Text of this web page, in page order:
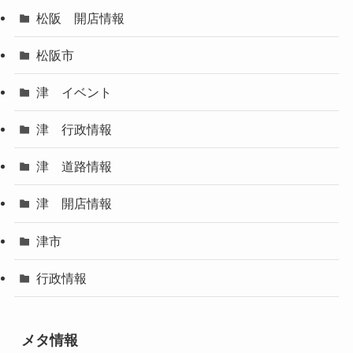
松阪 開店情報
松阪市
津 イベント
津 行政情報
津 道路情報
津 開店情報
津市
行政情報
メタ情報